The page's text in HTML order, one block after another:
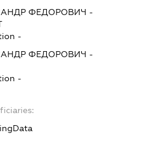
ФЕДОРОВИЧ -
-
ФЕДОРОВИЧ -
-